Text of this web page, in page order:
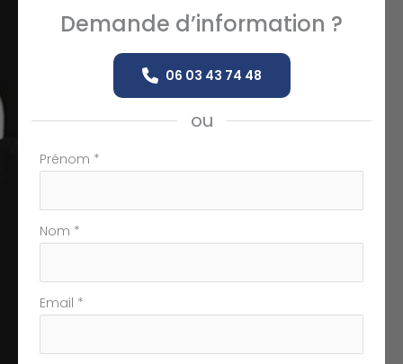
Demande d’information ?
06 03 43 74 48
ou
Formulaire
téléphone
Prénom *
Nom *
Email *